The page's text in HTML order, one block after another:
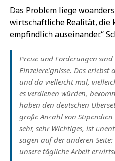
Das Problem liege
wirtschaftliche Realität, die
empfindlich auseinander.“
Preise und Förderungen
Einzelereignisse. Das erlebst
und da vielleicht mal,
es verdienen würden,
haben den deutschen
große Anzahl von
sehr, sehr Wichtiges, ist
sagen auf der anderen
unsere tägliche Arbeit